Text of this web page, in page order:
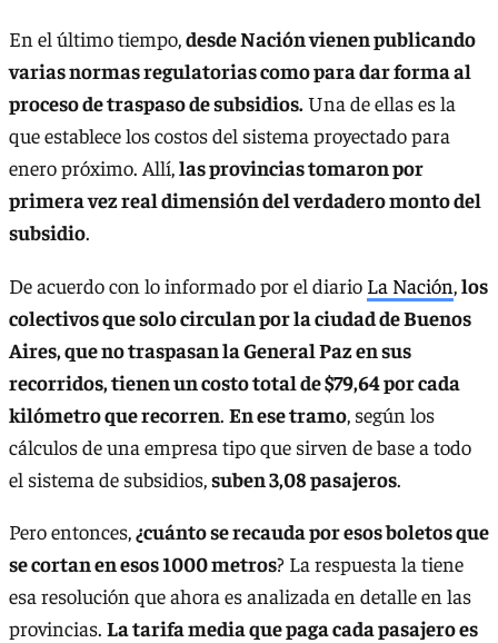
En el último tiempo,desde Nación vienen publicando
varias normas regulatorias como para dar forma al
proceso de traspaso de subsidios.Una de ellas es la
que establece los costos del sistema proyectado para
enero próximo. Allí,las provincias tomaron por
primera vez real dimensión del verdadero monto del
subsidio.
De acuerdo con lo informado por el diario La Nación,los
colectivos que solo circulan por la ciudad de Buenos
Aires, que no traspasan la General Paz en sus
recorridos, tienen un costo total de $79,64 por cada
kilómetro que recorren. En ese tramo, según los
cálculos de una empresa tipo que sirven de base a todo
el sistema de subsidios,suben 3,08 pasajeros.
Pero entonces,¿cuánto se recauda por esos boletos que
se cortan en esos 1000 metros? La respuesta la tiene
esa resolución que ahora es analizada en detalle en las
provincias. La tarifa media que paga cada pasajero es